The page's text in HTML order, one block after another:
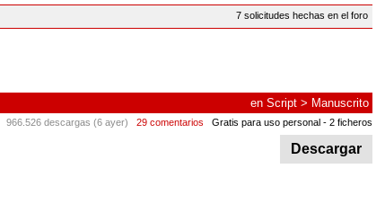
7 solicitudes hechas en el foro
en Script > Manuscrito
966.526 descargas (6 ayer) 29 comentarios Gratis para uso personal - 2 ficheros
Descargar